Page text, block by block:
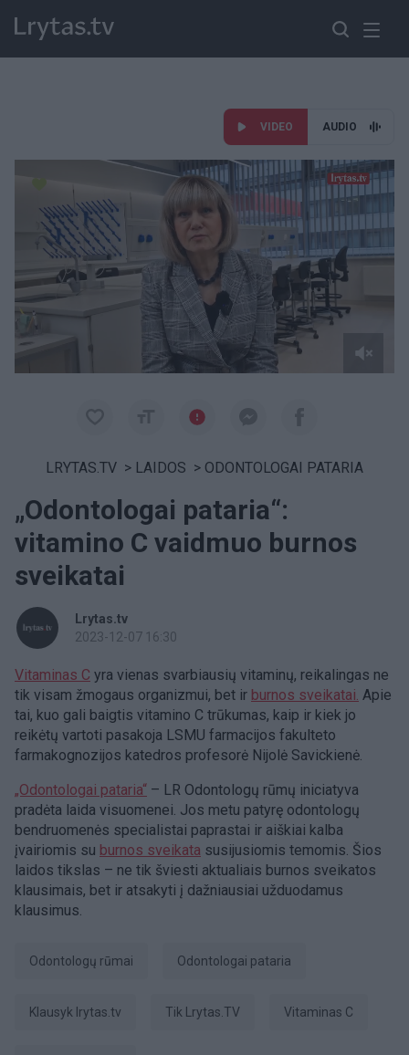
VIDEO AUDIO
LRYTAS.TV > LAIDOS > ODONTOLOGAI PATARIA
„Odontologai pataria“:
vitamino C vaidmuo burnos
sveikatai
Lrytas.tv
2023-12-07 16:30
Vitaminas C yra vienas svarbiausių vitaminų, reikalingas ne
tik visam žmogaus organizmui, bet ir burnos sveikatai. Apie
tai, kuo gali baigtis vitamino C trūkumas, kaip ir kiek jo
reikėtų vartoti pasakoja LSMU farmacijos fakulteto
farmakognozijos katedros profesorė Nijolė Savickienė.
„Odontologai pataria“ – LR Odontologų rūmų iniciatyva
pradėta laida visuomenei. Jos metu patyrę odontologų
bendruomenės specialistai paprastai ir aiškiai kalba
įvairiomis su burnos sveikata susijusiomis temomis. Šios
laidos tikslas – ne tik šviesti aktualiais burnos sveikatos
klausimais, bet ir atsakyti į dažniausiai užduodamus
klausimus.
Odontologų rūmai Odontologai pataria
Klausyk lrytas.tv tik Lrytas.TV vitaminas C